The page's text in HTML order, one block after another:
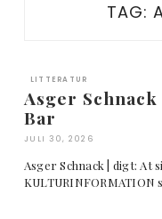
TAG:
LITTERATUR
Asger
Bar
JULI 30, 2026
Asger Schnack | digt: